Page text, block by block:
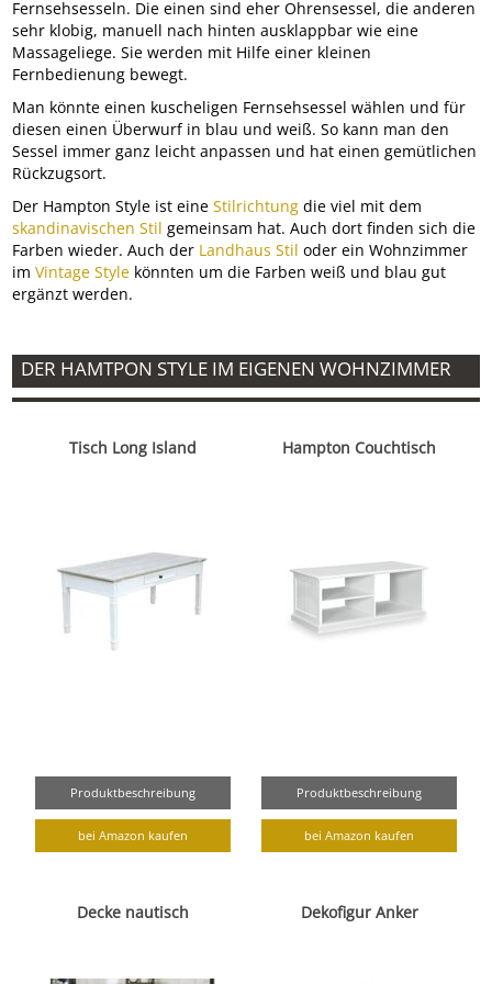
Fernsehsesseln. Die einen sind eher Ohrensessel, die anderen
sehr klobig, manuell nach hinten ausklappbar wie eine
Massageliege. Sie werden mit Hilfe einer kleinen
Fernbedienung bewegt.
Man könnte einen kuscheligen Fernsehsessel wählen und für
diesen einen Überwurf in blau und weiß. So kann man den
Sessel immer ganz leicht anpassen und hat einen gemütlichen
Rückzugsort.
Der Hampton Style ist eine Stilrichtung die viel mit dem
skandinavischen Stil gemeinsam hat. Auch dort finden sich die
Farben wieder. Auch der Landhaus Stil oder ein Wohnzimmer
im Vintage Style könnten um die Farben weiß und blau gut
ergänzt werden.
DER HAMTPON STYLE IM EIGENEN WOHNZIMMER
Tisch Long Island
Produktbeschreibung
bei Amazon kaufen
Hampton Couchtisch
Produktbeschreibung
bei Amazon kaufen
Decke nautisch Dekofigur Anker